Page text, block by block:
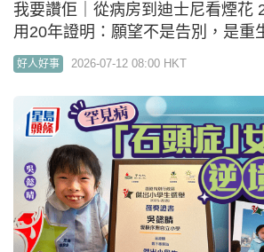
我要讚佢｜從病房到迪士尼看煙花
用20年證明：願望不是告別，是重
好人好事 2026-07-12 08:00 HKT